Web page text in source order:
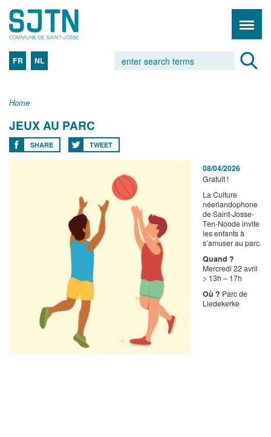
FR NL
Home
JEUX AU PARC
SHARE TWEET
08/04/2026
Gratuit !
La Culture
néerlandophone
de Saint-Josse-
Ten-Noode invite
les enfants à
s’amuser au parc.
Quand ?
Mercredi 22 avril
> 13h – 17h
Où ? Parc de
Liedekerke